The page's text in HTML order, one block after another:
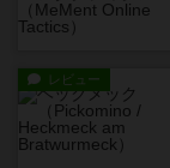
レビュー